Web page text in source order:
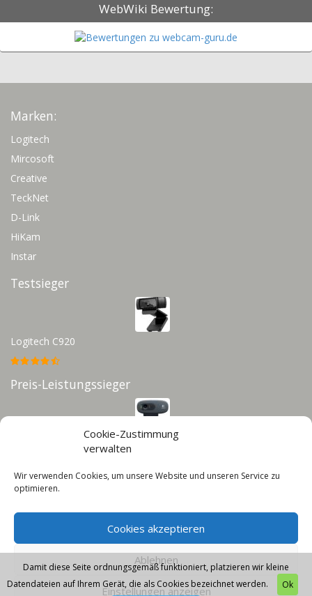
Cookie-Zustimmung
verwalten
Wir verwenden Cookies, um unsere Website und unseren Service zu
optimieren.
Cookies akzeptieren
Ablehnen
Einstellungen anzeigen
WebWiki Bewertung:
Marken:
Logitech
Mircosoft
Creative
TeckNet
D-Link
HiKam
Instar
Testsieger
Logitech C920
Preis-Leistungssieger
Infos
Cookie-Richtlinie (EU)
Damit diese Seite ordnungsgemäß funktioniert, platzieren wir kleine
Datendateien auf Ihrem Gerät, die als Cookies bezeichnet werden.
Ok